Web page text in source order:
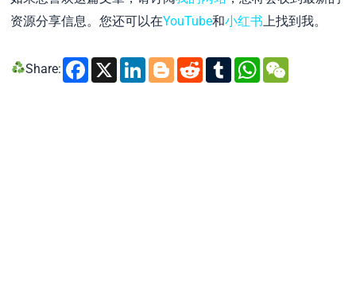
资源分享信息。您还可以在YouTube和小红书 上找到我。
Share: Facebook
X LinkedIn
Blogger
Reddit
Tumblr